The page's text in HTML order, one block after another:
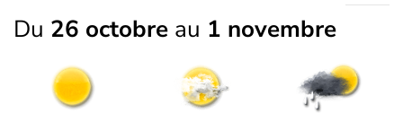
Du 26 octobre au 1 novembre